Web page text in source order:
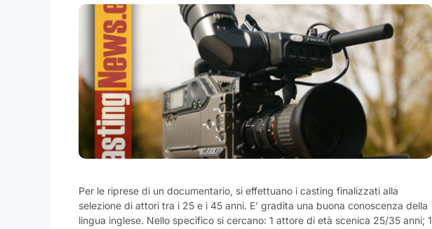
Per le riprese di un documentario, si effettuano i casting finalizzati alla
selezione di attori tra i 25 e i 45 anni. E’ gradita una buona conoscenza della
lingua inglese. Nello specifico si cercano: 1 attore di età scenica 25/35 anni; 1